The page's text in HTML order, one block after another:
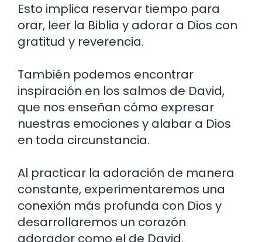
Esto implica reservar tiempo para
orar, leer la Biblia y adorar a Dios con
gratitud y reverencia.
También podemos encontrar
inspiración en los salmos de David,
que nos enseñan cómo expresar
nuestras emociones y alabar a Dios
en toda circunstancia.
Al practicar la adoración de manera
constante, experimentaremos una
conexión más profunda con Dios y
desarrollaremos un corazón
adorador como el de David.